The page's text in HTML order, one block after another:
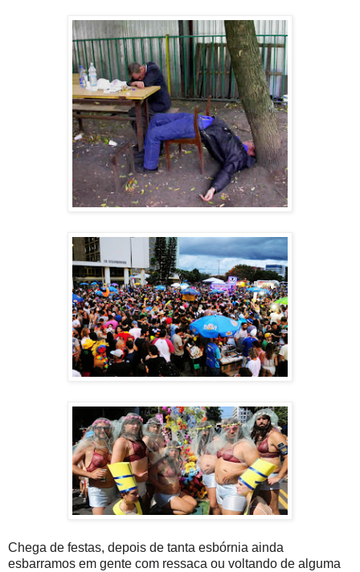
Chega de festas, depois de tanta esbórnia ainda
esbarramos em gente com ressaca ou voltando de alguma